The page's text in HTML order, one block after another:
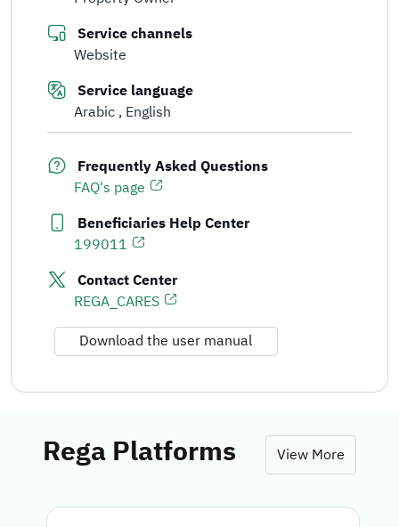
Service channels
Website
Service language
Arabic English
Frequently Asked Questions
FAQ's page
Beneficiaries Help Center
199011
Contact Center
REGA_CARES
Download the user manual
Rega Platforms View More